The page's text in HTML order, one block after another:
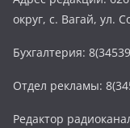
округ, с. Вагай, ул.
Бухгалтерия:
Отдел рекламы:
Редактор